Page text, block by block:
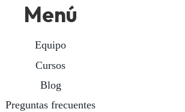
Menú
Equipo
Cursos
Blog
Preguntas frecuentes